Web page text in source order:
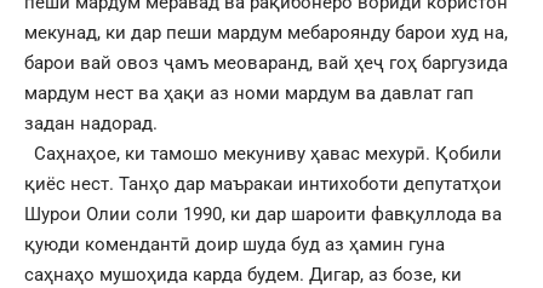
мекунад, ки дар пеши мардум мебароянду барои худ на,
барои вай овоз ҷамъ меоваранд, вай ҳеҷ гоҳ баргузида
мардум нест ва ҳақи аз номи мардум ва давлат гап
задан надорад.
Саҳнаҳое, ки тамошо мекуниву ҳавас мехурӣ. Қобили
қиёс нест. Танҳо дар маъракаи интихоботи депутатҳои
Шурои Олии соли 1990, ки дар шароити фавқуллода ва
қуюди комендантӣ доир шуда буд аз ҳамин гуна
саҳнаҳо мушоҳида карда будем. Дигар, аз бозе, ки